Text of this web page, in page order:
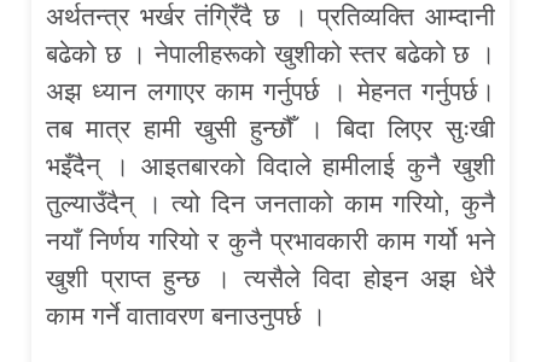
अर्थतन्त्र भर्खर तंग्रिँदै छ । प्रतिव्यक्ति आम्दानी
बढेको छ । नेपालीहरूको खुशीको स्तर बढेको छ ।
अझ ध्यान लगाएर काम गर्नुपर्छ । मेहनत गर्नुपर्छ।
तब मात्र हामी खुसी हुन्छौँ । बिदा लिएर सुःखी
भइँदैन् । आइतबारको विदाले हामीलाई कुनै खुशी
तुल्याउँदैन् । त्यो दिन जनताको काम गरियो, कुनै
नयाँ निर्णय गरियो र कुनै प्रभावकारी काम गर्यो भने
खुशी प्राप्त हुन्छ । त्यसैले विदा होइन अझ धेरै
काम गर्ने वातावरण बनाउनुपर्छ ।